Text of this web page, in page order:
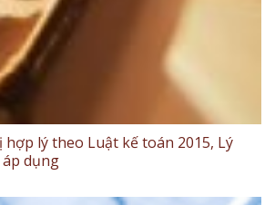
lý theo Luật kế toán 2015, Lý
dụng